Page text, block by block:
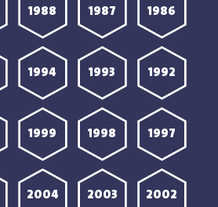
1986
1987
1988
1992
1993
1994
1997
1998
1999
2002
2003
2004